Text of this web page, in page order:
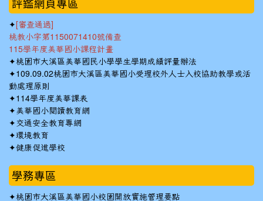
✦ [審查通過]
桃教小字第1150071410號備查
115學年度美華國小課程計畫
✦桃園市大溪區美華國民小學學生學期成績評量辦法
✦109.09.02桃園市大溪區美華國小受理校外人士入校協助教學或活
動處理原則
✦114學年度美華課表
✦美華國小閱讀教育網
✦ 交通安全教育專網
✦環境教育
✦健康促進學校
學務專區
✦桃園市大溪區美華國小校園開放實施管理要點